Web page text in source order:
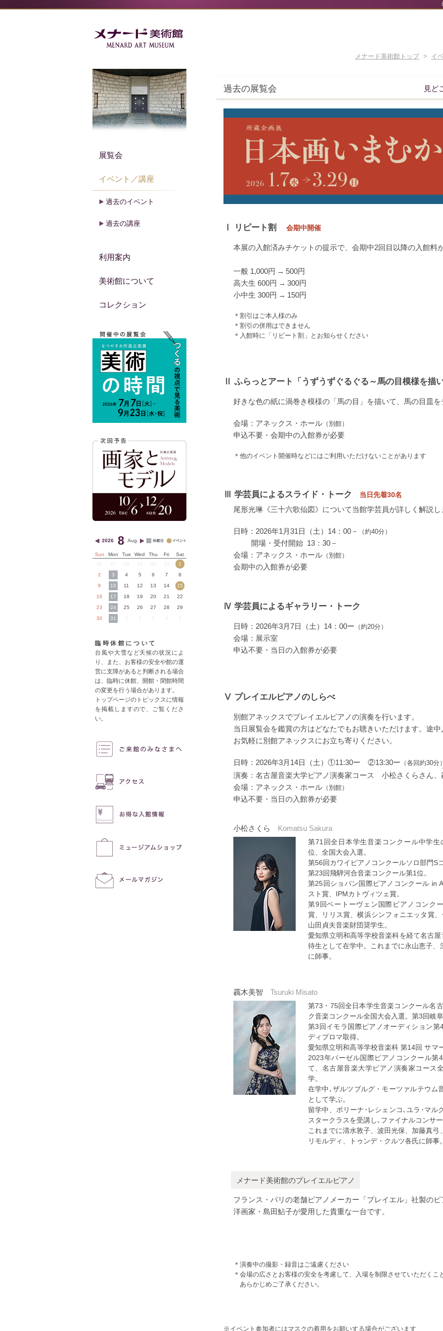
メナード美術館トップ > イ
過去の展覧会 見ど
Ⅰ リピート割 会期中開催
本展の入館済みチケットの提示で、会期中2回目以降の入館料
一般 1,000円 → 500円
高大生 600円 → 300円
小中生 300円 → 150円
＊割引はご本人様のみ
＊割引の併用はできません
＊入館時に「リピート割」とお知らせください
Ⅱ ふらっとアート「うずうずぐるぐる～馬の目模様を描
好きな色の紙に渦巻き模様の「馬の目」を描いて、馬の目皿
会場：アネックス・ホール （別館）
申込不要・会期中の入館券が必要
＊他のイベント開催時などにはご利用いただけないことがあります
Ⅲ 学芸員によるスライド・トーク 当日先着30名
尾形光琳《三十六歌仙図》について当館学芸員が詳しく解説し
日時：2026年1月31日（土）14：00－ （約40分）
開場・受付開始 13：30－
会場：アネックス・ホール （別館）
会期中の入館券が必要
Ⅳ 学芸員によるギャラリー・トーク
日時：2026年3月7日（土）14：00ー （約20分）
会場：展示室
申込不要・当日の入館券が必要
Ⅴ プレイエルピアノのしらべ
別館アネックスでプレイエルピアノの演奏を行います。
当日展覧会を鑑賞の方はどなたでもお聴きいただけます。途
お気軽に別館アネックスにお立ち寄りください。
日時：2026年3月14日（土）①11:30ー ②13:30ー （各回約30分
演奏：名古屋音楽大学ピアノ演奏家コース 小松さくらさん、
会場：アネックス・ホール （別館）
申込不要・当日の入館券が必要
小松さくら Komatsu Sakura
第71回全日本学生音楽コンクール中学
位、全国大会入選。
第56回カワイピアノコンクールソロ部門S
第23回飛騨河合音楽コンクール第1位。
第25回ショパン国際ピアノコンクール in
スト賞、IPMカトヴィツェ賞。
第9回ベートーヴェン国際ピアノコンク
賞、リリス賞、横浜シンフォニエッタ賞
山田貞夫音楽財団奨学生。
愛知県立明和高等学校音楽科を経て名古
待生として在学中。これまでに永山恵子
に師事。
靏木美智 Tsuruki Misato
第73・75回全日本学生音楽コンクール名
ク音楽コンクール全国大会入選。第3回岐
第3回イモラ国際ピアノオーディション
ディプロマ取得。
愛知県立明和高等学校音楽科 第14回 サマ
2023年バーゼル国際ピアノコンクール第
て、名古屋音楽大学ピアノ演奏家コース
学。
在学中､ザルツブルグ・モーツァルテウム
として学ぶ。
留学中、ポリーナ･レシェンコ､ユラ･マル
スタークラスを受講し､ファイナルコンサ
これまでに清水敦子、波田光保、加藤真
リモルディ、トゥンデ・クルツ各氏に師事
メナード美術館のプレイエルピアノ
フランス・パリの老舗ピアノメーカー「プレイエル」社製の
洋画家・島田鮎子が愛用した貴重な一台です。
＊演奏中の撮影・録音はご遠慮ください
＊会場の広さとお客様の安全を考慮して、入場を制限させていただくこ
あらかじめご了承ください。
※イベント参加者にはマスクの着用をお願いする場合がございます
展覧会
イベント／講座
過去のイベント
過去の講座
利用案内
美術館について
コレクション
2026 8 Aug.
Sun Mon Tue Wed Thu Fri
Sat
27 29 30 31
1
2
3 4 5 6 7
8
9
10 11 12 13 14
15
16
17 18 19 20 21
22
23
24 25 26 27 28
29
30
31 3 4 5
臨時休館について
台風や大雪など天候の状況によ
り、また、お客様の安全や館の運
営に支障があると判断される場合
は、臨時に休館、開館・閉館時間
の変更を行う場合があります。
トップページのトピックスに情報
を掲載しますので、ご覧くださ
い。